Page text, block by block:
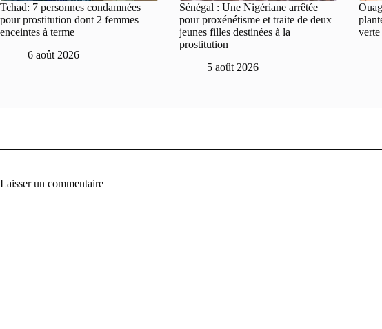
Tchad: 7 personnes condamnées
pour prostitution dont 2 femmes
enceintes à terme
6 août 2026
Sénégal : Une Nigériane arrêtée
pour proxénétisme et traite de deux
jeunes filles destinées à la
prostitution
5 août 2026
Laisser un commentaire